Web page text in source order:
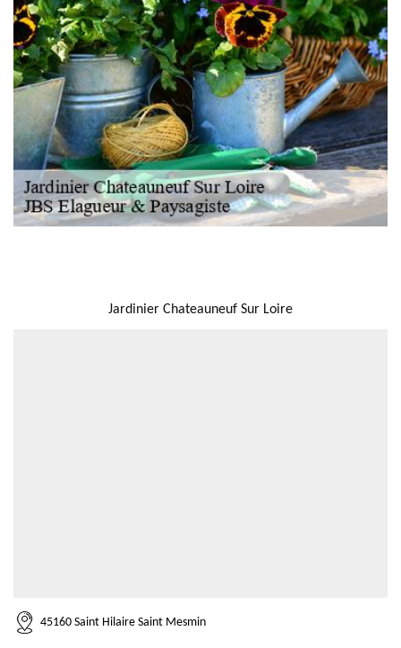
Jardinier Chateauneuf Sur Loire
45160 Saint Hilaire Saint Mesmin